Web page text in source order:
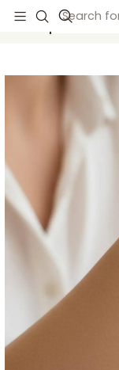
Inicio Catálogo
Pulsera